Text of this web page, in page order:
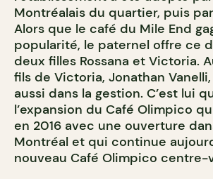
Montréalais du quartier, puis
Alors que le café du Mile End
popularité, le paternel offre ce
deux filles Rossana et Victoria.
fils de Victoria, Jonathan Vanelli,
aussi dans la gestion. C’est lui
l’expansion du Café Olimpico
en 2016 avec une ouverture
Montréal et qui continue
nouveau Café Olimpico centre-